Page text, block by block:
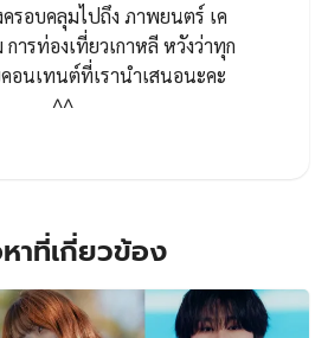
รอบคลุมไปถึง ภาพยนตร์ เค
ารท่องเที่ยวเกาหลี หวังว่าทุก
อนเทนต์ที่เรานำเสนอนะคะ
^^
าที่เกี่ยวข้อง